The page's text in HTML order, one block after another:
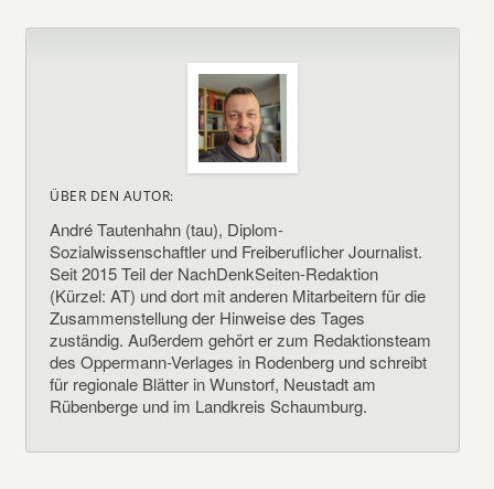
ÜBER DEN AUTOR:
André Tautenhahn (tau), Diplom-
Sozialwissenschaftler und Freiberuflicher Journalist.
Seit 2015 Teil der NachDenkSeiten-Redaktion
(Kürzel: AT) und dort mit anderen Mitarbeitern für die
Zusammenstellung der Hinweise des Tages
zuständig. Außerdem gehört er zum Redaktionsteam
des Oppermann-Verlages in Rodenberg und schreibt
für regionale Blätter in Wunstorf, Neustadt am
Rübenberge und im Landkreis Schaumburg.